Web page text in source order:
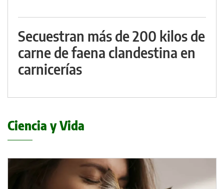
Secuestran más de 200 kilos de
carne de faena clandestina en
carnicerías
Ciencia y Vida